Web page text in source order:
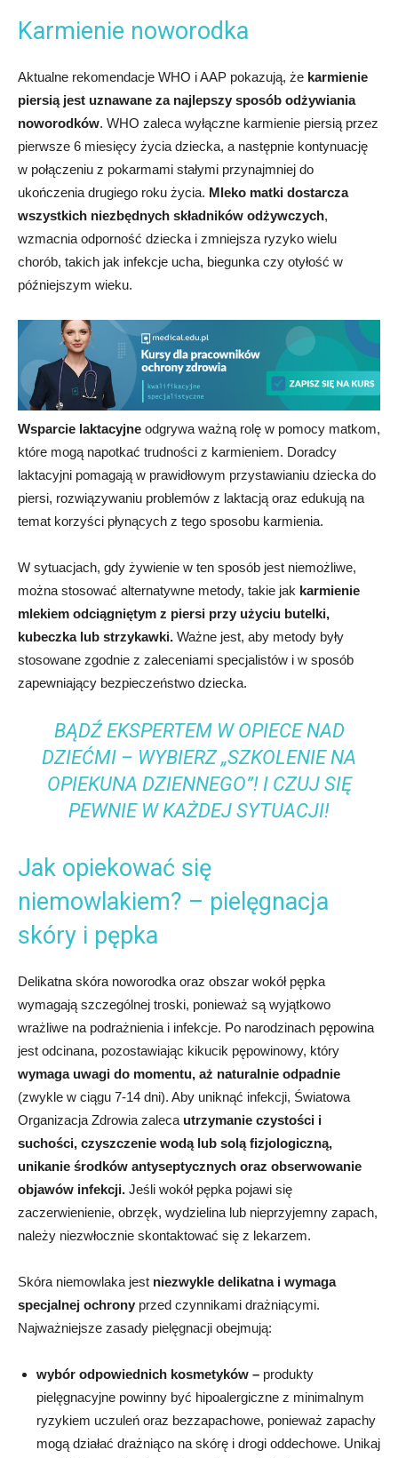
Karmienie noworodka
Aktualne rekomendacje WHO i AAP pokazują, że karmienie
piersią jest uznawane za najlepszy sposób odżywiania
noworodków. WHO zaleca wyłączne karmienie piersią przez
pierwsze 6 miesięcy życia dziecka, a następnie kontynuację
w połączeniu z pokarmami stałymi przynajmniej do
ukończenia drugiego roku życia. Mleko matki dostarcza
wszystkich niezbędnych składników odżywczych,
wzmacnia odporność dziecka i zmniejsza ryzyko wielu
chorób, takich jak infekcje ucha, biegunka czy otyłość w
późniejszym wieku.
Wsparcie laktacyjne odgrywa ważną rolę w pomocy matkom,
które mogą napotkać trudności z karmieniem. Doradcy
laktacyjni pomagają w prawidłowym przystawianiu dziecka do
piersi, rozwiązywaniu problemów z laktacją oraz edukują na
temat korzyści płynących z tego sposobu karmienia.
W sytuacjach, gdy żywienie w ten sposób jest niemożliwe,
można stosować alternatywne metody, takie jak karmienie
mlekiem odciągniętym z piersi przy użyciu butelki,
kubeczka lub strzykawki. Ważne jest, aby metody były
stosowane zgodnie z zaleceniami specjalistów i w sposób
zapewniający bezpieczeństwo dziecka.
BĄDŹ EKSPERTEM W OPIECE NAD
DZIEĆMI – WYBIERZ „SZKOLENIE NA
OPIEKUNA DZIENNEGO”! I CZUJ SIĘ
PEWNIE W KAŻDEJ SYTUACJI!
Jak opiekować się
niemowlakiem? – pielęgnacja
skóry i pępka
Delikatna skóra noworodka oraz obszar wokół pępka
wymagają szczególnej troski, ponieważ są wyjątkowo
wrażliwe na podrażnienia i infekcje. Po narodzinach pępowina
jest odcinana, pozostawiając kikucik pępowinowy, który
wymaga uwagi do momentu, aż naturalnie odpadnie
(zwykle w ciągu 7-14 dni). Aby uniknąć infekcji, Światowa
Organizacja Zdrowia zaleca utrzymanie czystości i
suchości, czyszczenie wodą lub solą fizjologiczną,
unikanie środków antyseptycznych oraz obserwowanie
objawów infekcji. Jeśli wokół pępka pojawi się
zaczerwienienie, obrzęk, wydzielina lub nieprzyjemny zapach,
należy niezwłocznie skontaktować się z lekarzem.
Skóra niemowlaka jest niezwykle delikatna i wymaga
specjalnej ochrony przed czynnikami drażniącymi.
Najważniejsze zasady pielęgnacji obejmują:
wybór odpowiednich kosmetyków – produkty
pielęgnacyjne powinny być hipoalergiczne z minimalnym
ryzykiem uczuleń oraz bezzapachowe, ponieważ zapachy
mogą działać drażniąco na skórę i drogi oddechowe. Unikaj